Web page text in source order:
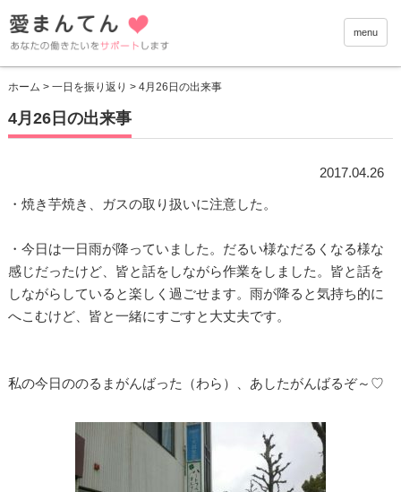
愛まん
menu
ホーム > 一日を振り返り > 4月26日の出来事
4月26日の出来事
2017.04.26
・焼き芋焼き、ガスの取り扱いに注意した。
・今日は一日雨が降っていました。だるい様なだるくなる様な
感じだったけど、皆と話をしながら作業をしました。皆と話を
しながらしていると楽しく過ごせます。雨が降ると気持ち的に
へこむけど、皆と一緒にすごすと大丈夫です。
私の今日ののるまがんばった（わら）、あしたがんばるぞ～♡